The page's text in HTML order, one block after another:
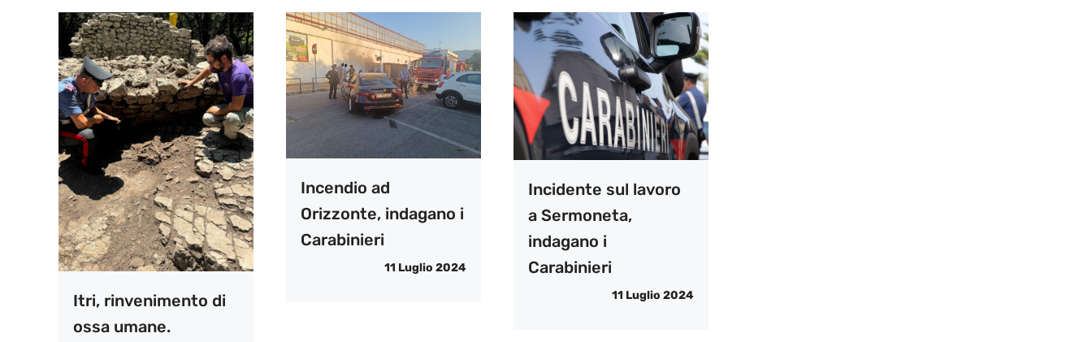
Itri, rinvenimento di
ossa umane.
Incendio ad
Orizzonte, indagano i
Carabinieri
11 Luglio 2024
Incidente sul lavoro
a Sermoneta,
indagano i
Carabinieri
11 Luglio 2024